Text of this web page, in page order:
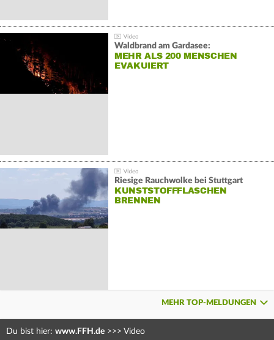
Waldbrand am Gardasee:
MEHR ALS 200 MENSCHEN
EVAKUIERT
Riesige Rauchwolke bei Stuttgart
KUNSTSTOFFFLASCHEN
BRENNEN
MEHR TOP-MELDUNGEN
Du bist hier: www.FFH.de >>> Video